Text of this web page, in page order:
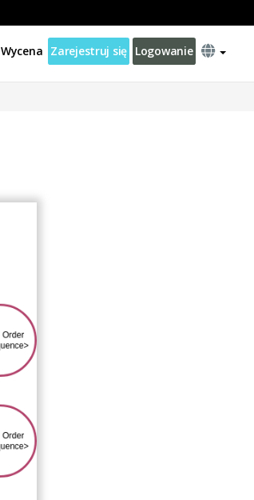
Wycena Zarejestruj się Logowanie